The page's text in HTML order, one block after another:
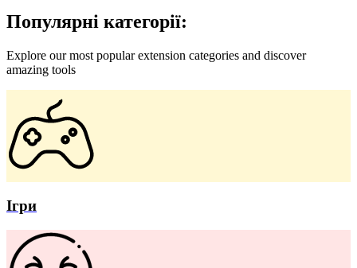
Популярні категорії:
Explore our most popular extension categories and discover
amazing tools
Ігри